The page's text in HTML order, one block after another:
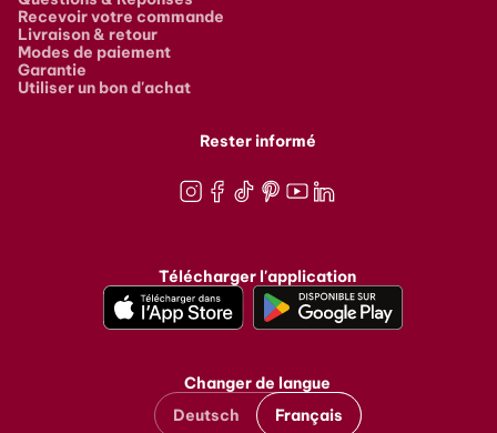
Recevoir votre commande
Livraison & retour
Modes de paiement
Garantie
Utiliser un bon d'achat
Rester informé
Télécharger l'application
Changer de langue
Deutsch
Français